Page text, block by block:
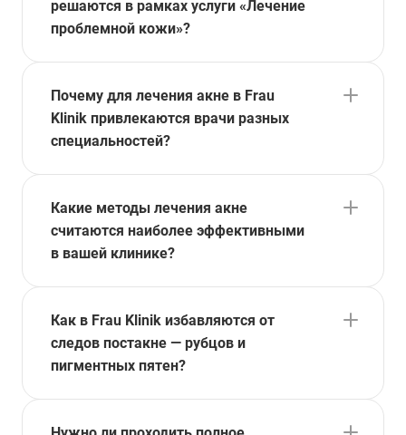
решаются в рамках услуги «Лечение
проблемной кожи»?
Почему для лечения акне в Frau
Klinik привлекаются врачи разных
специальностей?
Какие методы лечения акне
считаются наиболее эффективными
в вашей клинике?
Как в Frau Klinik избавляются от
следов постакне — рубцов и
пигментных пятен?